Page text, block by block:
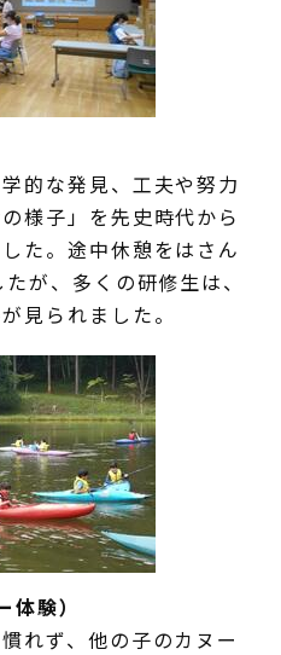
的な発見、工夫や努力
様子」を先史時代から
た。途中休憩をはさん
が、多くの研修生は、
見られました。
験）
れず、他の子のカヌー